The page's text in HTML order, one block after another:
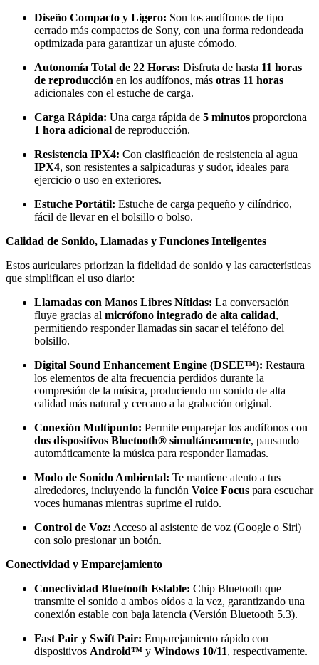
Diseño Compacto y Ligero: Son los audífonos de tipo
cerrado más compactos de Sony, con una forma redondeada
optimizada para garantizar un ajuste cómodo.
Autonomía Total de 22 Horas: Disfruta de hasta 11 horas
de reproducción en los audífonos, más otras 11 horas
adicionales con el estuche de carga.
Carga Rápida: Una carga rápida de 5 minutos proporciona
1 hora adicional de reproducción.
Resistencia IPX4: Con clasificación de resistencia al agua
IPX4, son resistentes a salpicaduras y sudor, ideales para
ejercicio o uso en exteriores.
Estuche Portátil: Estuche de carga pequeño y cilíndrico,
fácil de llevar en el bolsillo o bolso.
Calidad de Sonido, Llamadas y Funciones Inteligentes
Estos auriculares priorizan la fidelidad de sonido y las características
que simplifican el uso diario:
Llamadas con Manos Libres Nítidas: La conversación
fluye gracias al micrófono integrado de alta calidad,
permitiendo responder llamadas sin sacar el teléfono del
bolsillo.
Digital Sound Enhancement Engine (DSEE™): Restaura
los elementos de alta frecuencia perdidos durante la
compresión de la música, produciendo un sonido de alta
calidad más natural y cercano a la grabación original.
Conexión Multipunto: Permite emparejar los audífonos con
dos dispositivos Bluetooth® simultáneamente, pausando
automáticamente la música para responder llamadas.
Modo de Sonido Ambiental: Te mantiene atento a tus
alrededores, incluyendo la función Voice Focus para escuchar
voces humanas mientras suprime el ruido.
Control de Voz: Acceso al asistente de voz (Google o Siri)
con solo presionar un botón.
Conectividad y Emparejamiento
Conectividad Bluetooth Estable: Chip Bluetooth que
transmite el sonido a ambos oídos a la vez, garantizando una
conexión estable con baja latencia (Versión Bluetooth 5.3).
Fast Pair y Swift Pair: Emparejamiento rápido con
dispositivos Android™ y Windows 10/11, respectivamente.